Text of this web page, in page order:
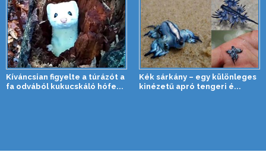
Kíváncsian figyelte a túrázót a
fa odvából kukucskáló hófe...
Kék sárkány – egy különleges
kinézetű apró tengeri é...